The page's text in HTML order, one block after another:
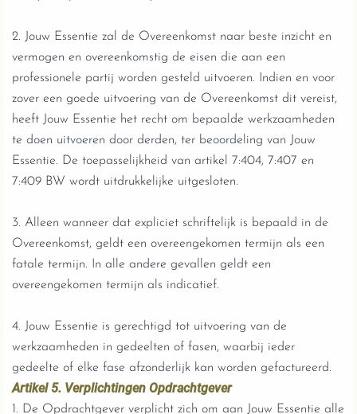
2. Jouw Essentie zal de Overeenkomst naar beste inzicht en
vermogen en overeenkomstig de eisen die aan een
professionele partij worden gesteld uitvoeren. Indien en voor
zover een goede uitvoering van de Overeenkomst dit vereist,
heeft Jouw Essentie het recht om bepaalde werkzaamheden
te doen uitvoeren door derden, ter beoordeling van Jouw
Essentie. De toepasselijkheid van artikel 7:404, 7:407 en
7:409 BW wordt uitdrukkelijke uitgesloten.
3. Alleen wanneer dat expliciet schriftelijk is bepaald in de
Overeenkomst, geldt een overeengekomen termijn als een
fatale termijn. In alle andere gevallen geldt een
overeengekomen termijn als indicatief.
4. Jouw Essentie is gerechtigd tot uitvoering van de
werkzaamheden in gedeelten of fasen, waarbij ieder
gedeelte of elke fase afzonderlijk kan worden gefactureerd.
Artikel 5. Verplichtingen Opdrachtgever
1. De Opdrachtgever verplicht zich om aan Jouw Essentie alle